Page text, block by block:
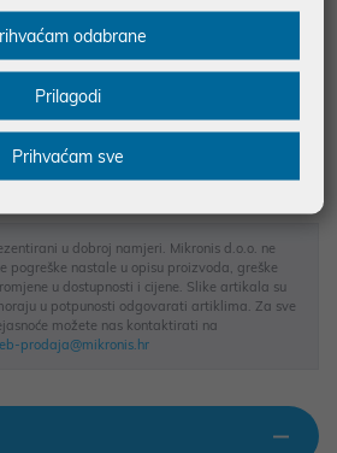
NARUDŽBE IZNAD 66,36€
u dobroj namjeri. Mikronis d.o.o. ne
pogreške nastale u opisu proizvoda, greške
u dostupnosti i cijene. Slike artikala su
u potpunosti odgovarati artiklima. Za sve
možete nas kontaktirati na
prodaja@mikronis.hr
odabrane
Prilagodi
Prihvaćam sve